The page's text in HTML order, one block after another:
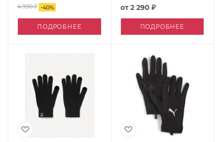
4 990 ₽ -40%
ПОДРОБНЕЕ
от2 290 ₽
ПОДРОБНЕЕ